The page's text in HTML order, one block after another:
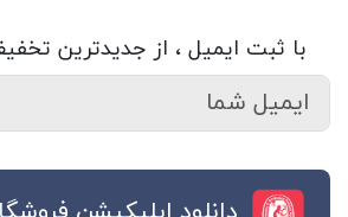
با ثبت ایمیل ، از جدید‌ترین